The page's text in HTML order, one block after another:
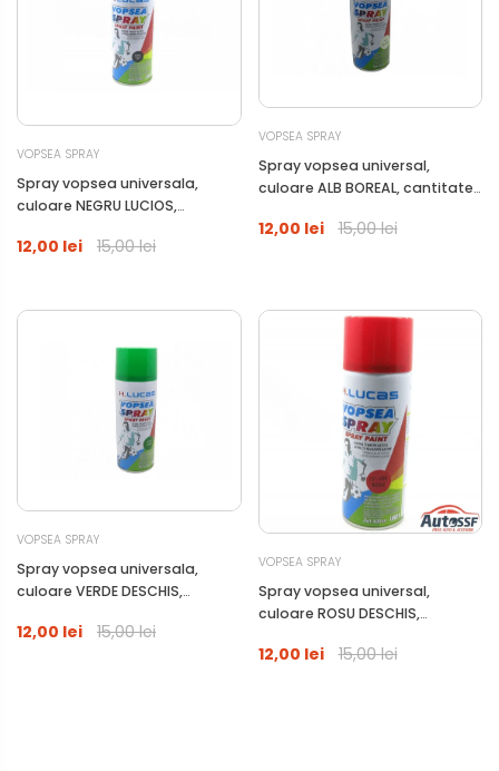
VOPSEA SPRAY
Spray vopsea universala,
culoare NEGRU LUCIOS,
12,00 lei 15,00 lei
VOPSEA SPRAY
Spray vopsea universal,
culoare ALB BOREAL, cantitate
12,00 lei 15,00 lei
VOPSEA SPRAY
Spray vopsea universala,
culoare VERDE DESCHIS,
12,00 lei 15,00 lei
VOPSEA SPRAY
Spray vopsea universal,
culoare ROSU DESCHIS,
12,00 lei 15,00 lei